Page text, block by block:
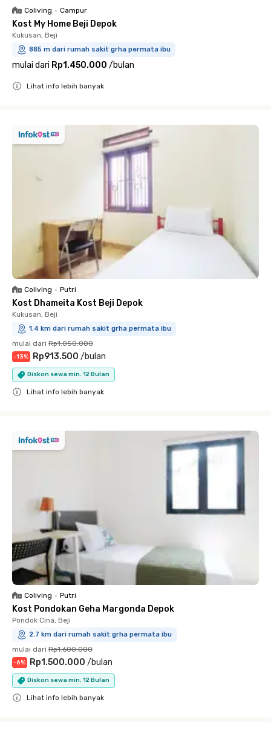
Coliving • Campur
Kost My Home Beji Depok
Kukusan, Beji
885 m dari rumah sakit grha permata ibu
mulai dari Rp1.450.000 /bulan
Lihat info lebih banyak
Coliving • Putri
Kost Dhameita Kost Beji Depok
Kukusan, Beji
1.4 km dari rumah sakit grha permata ibu
mulai dari Rp1.050.000
-13% Rp913.500 /bulan
Diskon sewa min. 12 Bulan
Lihat info lebih banyak
Coliving • Putri
Kost Pondokan Geha Margonda Depok
Pondok Cina, Beji
2.7 km dari rumah sakit grha permata ibu
mulai dari Rp1.600.000
-6% Rp1.500.000 /bulan
Diskon sewa min. 12 Bulan
Lihat info lebih banyak